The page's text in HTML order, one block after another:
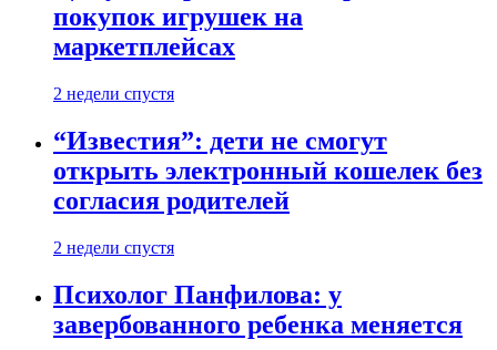
покупок игрушек на
маркетплейсах
2 недели спустя
“Известия”: дети не смогут
открыть электронный кошелек без
согласия родителей
2 недели спустя
Психолог Панфилова: у
завербованного ребенка меняется